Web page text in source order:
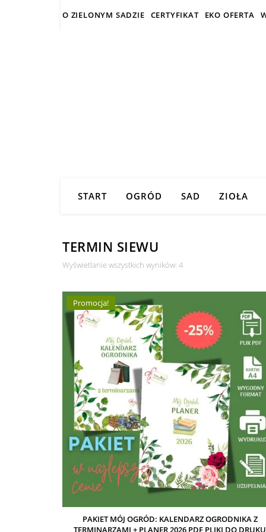
O ZIELONYM SADZIE CERTYFIKAT EKO OFERTA
START OGRÓD SAD ZIOŁA
TERMIN SIEWU
Wyświetlanie wszystkich wyników: 4Posortowane według
Promocja!
PAKIET MÓJ OGRÓD: KALENDARZ OGRODNIKA Z
TERMINARZAMI + PLANER 2026 PDF PLIKI DO DRUKU